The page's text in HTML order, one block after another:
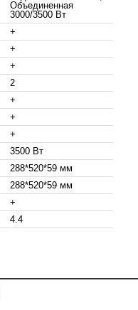
Объединенная
3000/3500 Вт
+
+
+
2
+
+
+
3500 Вт
288*520*59 мм
288*520*59 мм
+
4.4